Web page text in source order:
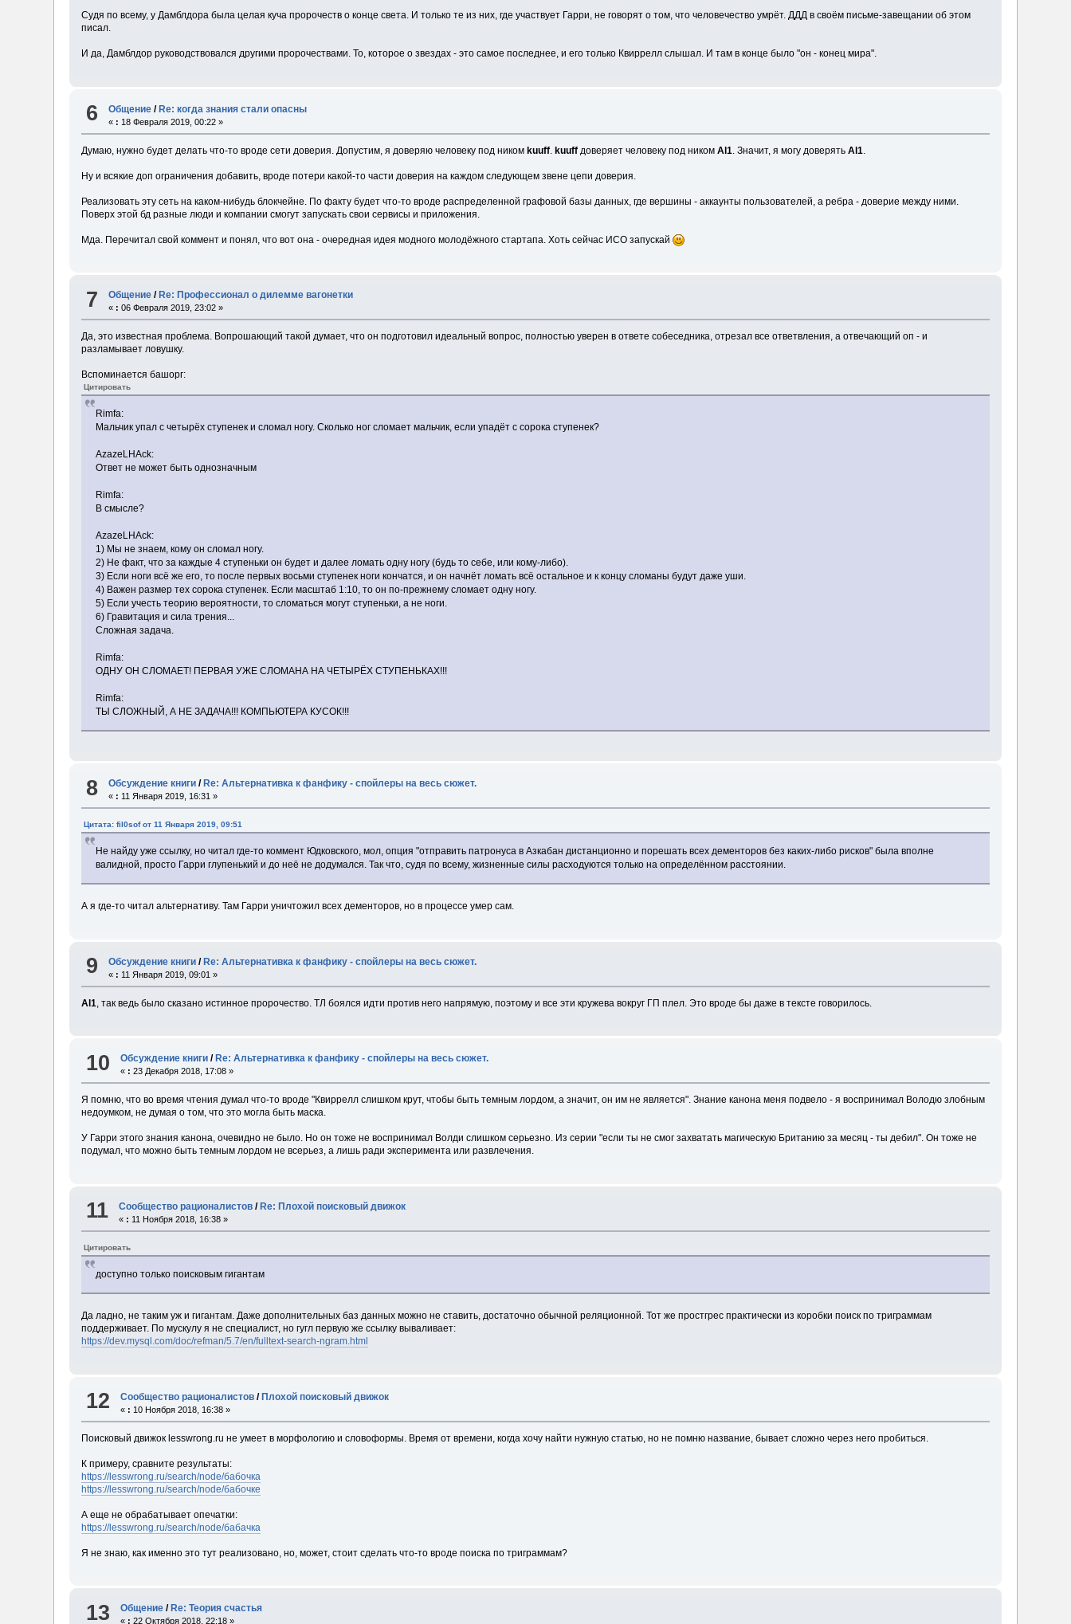
Судя по всему, у Дамблдора была целая куча пророчеств о конце света. И только те из них, где участвует Гарри, не говорят о том, что человечество умрёт. ДДД в своём письме-завещании об этом
писал.
И да, Дамблдор руководствовался другими пророчествами. То, которое о звездах - это самое последнее, и его только Квиррелл слышал. И там в конце было "он - конец мира".
6 Общение /Re: когда знания стали опасны
« : 18 Февраля 2019, 00:22 »
Думаю, нужно будет делать что-то вроде сети доверия. Допустим, я доверяю человеку под никомkuuff .kuuff доверяет человеку под никомAl1 . Значит, я могу доверятьAl1
Ну и всякие доп ограничения добавить, вроде потери какой-то части доверия на каждом следующем звене цепи доверия.
Реализовать эту сеть на каком-нибудь блокчейне. По факту будет что-то вроде распределенной графовой базы данных, где вершины - аккаунты пользователей, а ребра - доверие между ними.
Поверх этой бд разные люди и компании смогут запускать свои сервисы и приложения.
Мда. Перечитал свой коммент и понял, что вот она - очередная идея модного молодёжного стартапа. Хоть сейчас ИСО запускай
7 Общение / Re: Профессионал о дилемме вагонетки
« : 06 Февраля 2019, 23:02 »
Да, это известная проблема. Вопрошающий такой думает, что он подготовил идеальный вопрос, полностью уверен в ответе собеседника, отрезал все ответвления, а отвечающий оп - и
разламывает ловушку.
Вспоминается башорг:
Цитировать
Rimfa:
Мальчик упал с четырёх ступенек и сломал ногу. Сколько ног сломает мальчик, если упадёт с сорока ступенек?
AzazeLHAck:
Ответ не может быть однозначным
Rimfa:
В смысле?
AzazeLHAck:
1) Мы не знаем, кому он сломал ногу.
2) Не факт, что за каждые 4 ступеньки он будет и далее ломать одну ногу (будь то себе, или кому-либо).
3) Если ноги всё же его, то после первых восьми ступенек ноги кончатся, и он начнёт ломать всё остальное и к концу сломаны будут даже уши.
4) Важен размер тех сорока ступенек. Если масштаб 1:10, то он по-прежнему сломает одну ногу.
5) Если учесть теорию вероятности, то сломаться могут ступеньки, а не ноги.
6) Гравитация и сила трения...
Сложная задача.
Rimfa:
ОДНУ ОН СЛОМАЕТ! ПЕРВАЯ УЖЕ СЛОМАНА НА ЧЕТЫРЁХ СТУПЕНЬКАХ!!!
Rimfa:
ТЫ СЛОЖНЫЙ, А НЕ ЗАДАЧА!!! КОМПЬЮТЕРА КУСОК!!!
8 Обсуждение книги / Re: Альтернативка к фанфику - спойлеры на весь сюжет.
« : 11 Января 2019, 16:31 »
Цитата: fil0sof от 11 Января 2019, 09:51
Не найду уже ссылку, но читал где-то коммент Юдковского, мол, опция "отправить патронуса в Азкабан дистанционно и порешать всех дементоров без каких-либо рисков" была вполне
валидной, просто Гарри глупенький и до неё не додумался. Так что, судя по всему, жизненные силы расходуются только на определённом расстоянии.
А я где-то читал альтернативу. Там Гарри уничтожил всех дементоров, но в процессе умер сам.
9 Обсуждение книги / Re: Альтернативка к фанфику - спойлеры на весь сюжет.
« : 11 Января 2019, 09:01 »
Al1, так ведь было сказано истинное пророчество. ТЛ боялся идти против него напрямую, поэтому и все эти кружева вокруг ГП плел. Это вроде бы даже в тексте говорилось.
10 Обсуждение книги / Re: Альтернативка к фанфику - спойлеры на весь сюжет.
« : 23 Декабря 2018, 17:08 »
Я помню, что во время чтения думал что-то вроде "Квиррелл слишком крут, чтобы быть темным лордом, а значит, он им не является". Знание канона меня подвело - я воспринимал Володю злобным
недоумком, не думая о том, что это могла быть маска.
У Гарри этого знания канона, очевидно не было. Но он тоже не воспринимал Волди слишком серьезно. Из серии "если ты не смог захватать магическую Британию за месяц - ты дебил". Он тоже не
подумал, что можно быть темным лордом не всерьез, а лишь ради эксперимента или развлечения.
11 Сообщество рационалистов /Re: Плохой поисковый движок
« : 11 Ноября 2018, 16:38 »
Цитировать
доступно только поисковым гигантам
Да ладно, не таким уж и гигантам. Даже дополнительных баз данных можно не ставить, достаточно обычной реляционной. Тот же простгрес практически из коробки поиск по триграммам
поддерживает. По мускулу я не специалист, но гугл первую же ссылку вываливает:
https://dev.mysql.com/doc/refman/5.7/en/fulltext-search-ngram.html
12 Сообщество рационалистов /Плохой поисковый движок
« : 10 Ноября 2018, 16:38 »
Поисковый движок lesswrong.ru не умеет в морфологию и словоформы. Время от времени, когда хочу найти нужную статью, но не помню название, бывает сложно через него пробиться.
К примеру, сравните результаты:
https://lesswrong.ru/search/node/бабочка
https://lesswrong.ru/search/node/бабочке
А еще не обрабатывает опечатки:
https://lesswrong.ru/search/node/бабачка
Я не знаю, как именно это тут реализовано, но, может, стоит сделать что-то вроде поиска по триграммам?
13 Общение / Re: Теория счастья
« : 22 Октября 2018, 22:18 »